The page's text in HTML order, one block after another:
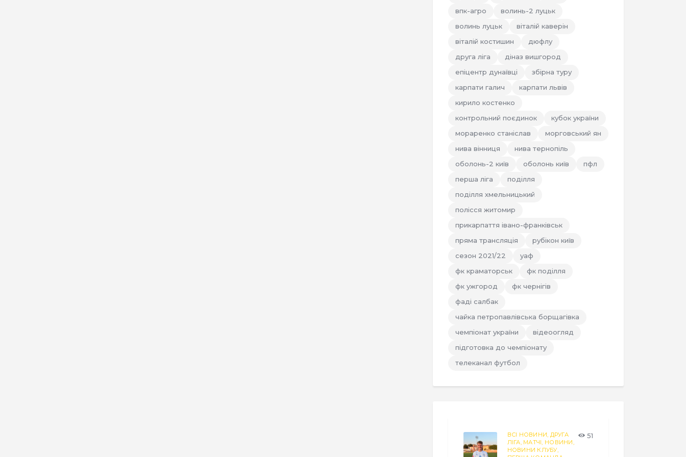
впк-агро
волинь-2 луцьк
волинь луцьк
віталій каверін
віталій костишин
дюфлу
друга ліга
діназ вишгород
епіцентр дунаївці
збірна туру
карпати галич
карпати львів
кирило костенко
контрольний поєдинок
кубок україни
мораренко станіслав
морговський ян
нива вінниця
нива тернопіль
оболонь-2 київ
оболонь київ
пфл
перша ліга
поділля
поділля хмельницький
полісся житомир
прикарпаття івано-франківськ
пряма трансляція
рубікон київ
сезон 2021/22
уаф
фк краматорськ
фк поділля
фк ужгород
фк чернігів
фаді салбак
чайка петропавлівська борщагівка
чемпіонат україни
відеоогляд
підготовка до чемпіонату
телеканал футбол
ВСІ НОВИНИ, ДРУГА
ЛІГА, МАТЧІ, НОВИНИ,
НОВИНИ КЛУБУ,
51